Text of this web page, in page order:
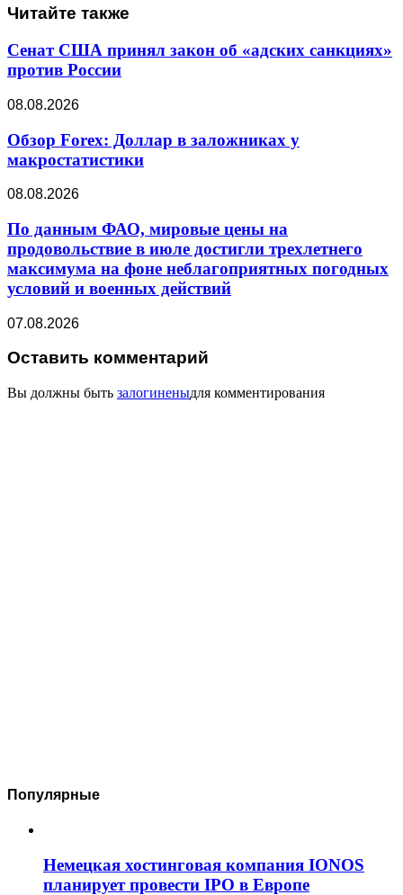
Читайте также
Сенат США принял закон об «адских санкциях»
против России
08.08.2026
Обзор Forex: Доллар в заложниках у
макростатистики
08.08.2026
По данным ФАО, мировые цены на
продовольствие в июле достигли трехлетнего
максимума на фоне неблагоприятных погодных
условий и военных действий
07.08.2026
Оставить комментарий
Вы должны быть залогиненыдля комментирования
Популярные
Немецкая хостинговая компания IONOS
планирует провести IPO в Европе